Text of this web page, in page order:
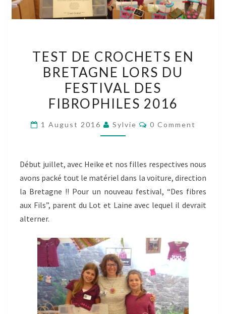
DE
CROCHETS
EN
BRETAGNE
DU
FIBROPHILES
2016
TEST DE CROCHETS EN
BRETAGNE LORS DU
FESTIVAL DES
FIBROPHILES 2016
1 August 2016 Sylvie Comments
0 Comment
Début juillet, avec Heike et nos filles respectives nous
avons packé tout le matériel dans la voiture, direction
la Bretagne !! Pour un nouveau festival, “Des fibres
aux Fils”, parent du Lot et Laine avec lequel il devrait
alterner.